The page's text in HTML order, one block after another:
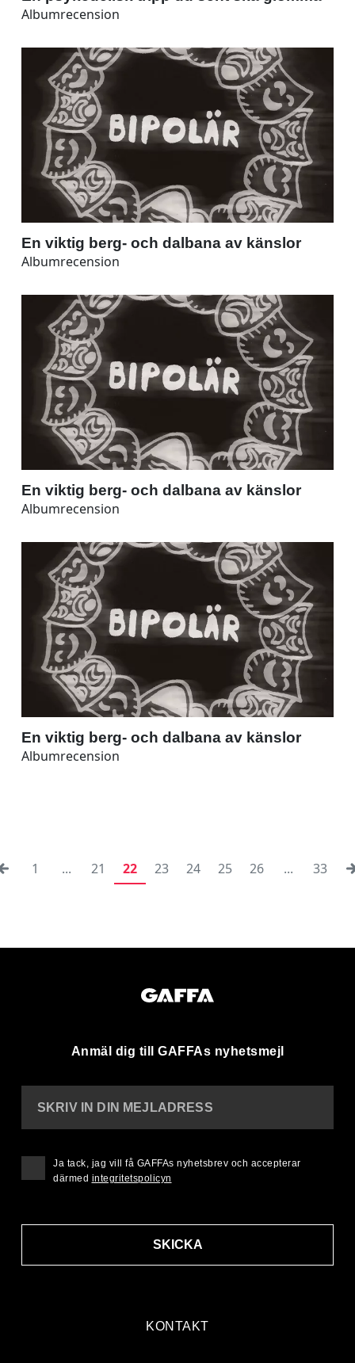
Albumrecension
En viktig berg- och dalbana av känslor
Albumrecension
En viktig berg- och dalbana av känslor
Albumrecension
En viktig berg- och dalbana av känslor
Albumrecension
1 ... 21 22 23 24 25 26 ... 33
Anmäl dig till GAFFAs nyhetsmejl
KONTAKT
SKRIV IN DIN MEJLADRESS
SKICKA
Ja tack, jag vill få GAFFAs nyhetsbrev och accepterar
därmed integritetspolicyn